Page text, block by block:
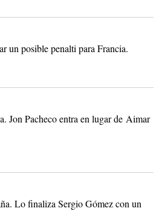
un posible penalti para Francia.
Jon Pacheco entra en lugar de Aimar
Lo finaliza Sergio Gómez con un